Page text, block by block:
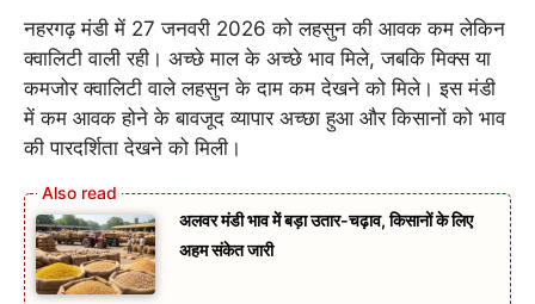
नहरगढ़ मंडी में 27 जनवरी 2026 को लहसुन की आवक कम लेकिन
क्वालिटी वाली रही। अच्छे माल के अच्छे भाव मिले, जबकि मिक्स या
कमजोर क्वालिटी वाले लहसुन के दाम कम देखने को मिले। इस मंडी
में कम आवक होने के बावजूद व्यापार अच्छा हुआ और किसानों को भाव
की पारदर्शिता देखने को मिली।
अलवर मंडी भाव में बड़ा उतार-चढ़ाव, किसानों के लिए
अहम संकेत जारी